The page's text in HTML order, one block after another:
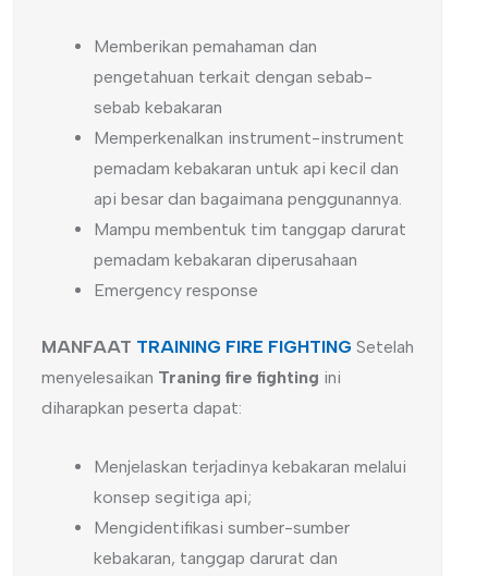
Memberikan pemahaman dan
pengetahuan terkait dengan sebab-
sebab kebakaran
Memperkenalkan instrument-instrument
pemadam kebakaran untuk api kecil dan
api besar dan bagaimana penggunannya.
Mampu membentuk tim tanggap darurat
pemadam kebakaran diperusahaan
Emergency response
MANFAAT TRAINING FIRE FIGHTING Setelah
menyelesaikan Traning fire fighting ini
diharapkan peserta dapat:
Menjelaskan terjadinya kebakaran melalui
konsep segitiga api;
Mengidentifikasi sumber-sumber
kebakaran, tanggap darurat dan